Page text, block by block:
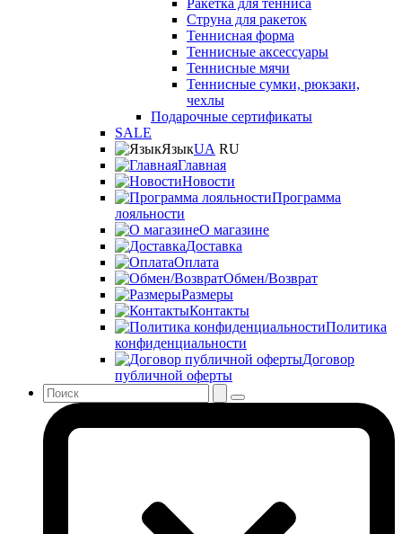
Ракетка для тенниса
Струна для ракеток
Теннисная форма
Теннисные аксессуары
Теннисные мячи
Теннисные сумки, рюкзаки,
чехлы
Подарочные сертификаты
SALE
ЯзыкUA RU
Главная
Новости
Программа
лояльности
О магазине
Доставка
Оплата
Обмен/Возврат
Размеры
Контакты
Политика
конфиденциальности
Договор
публичной оферты